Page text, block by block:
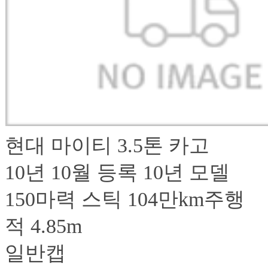
현대 마이티 3.5톤 카고
10년 10월 등록 10
150마력 스틱 104만km주행
적 4.85m
일반캡